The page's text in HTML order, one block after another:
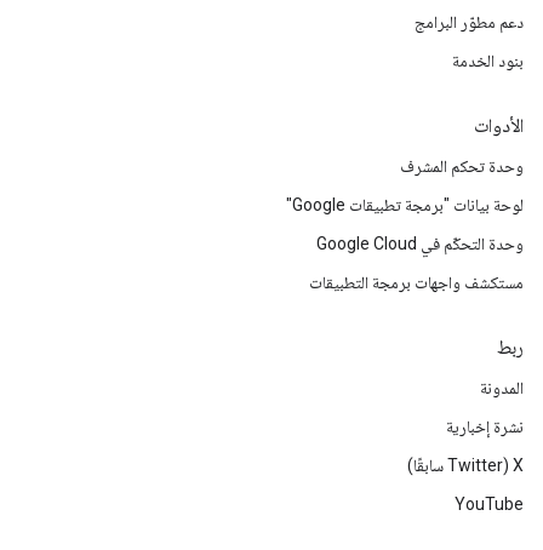
دعم مطوّر البرامج
بنود الخدمة
الأدوات
وحدة تحكم المشرف
لوحة بيانات "برمجة تطبيقات Google"
وحدة التحكّم في Google Cloud
مستكشف واجهات برمجة التطبيقات
ربط
المدونة
نشرة إخبارية
‫X ‏(Twitter سابقًا)
YouTube